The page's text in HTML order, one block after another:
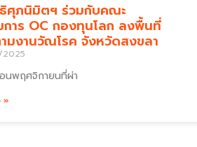
ศุภนิมิตฯ ร่วมกับคณะ
การ OC กองทุนโลก ลงพื้นที่
มงานวัณโรค จังหวัดสงขลา
2025
นพฤศจิกายนที่ผ่า
»